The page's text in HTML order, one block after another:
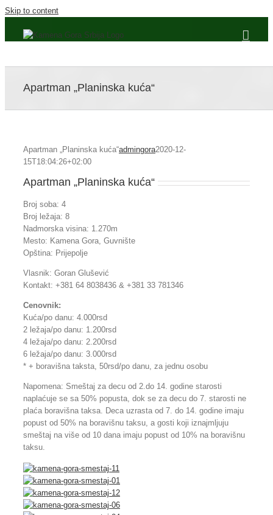
Skip to content
Apartman „Planinska kuća“
Apartman „Planinska kuća“admingora2020-12-
15T18:04:26+02:00
Apartman „Planinska kuća“
Broj soba: 4
Broj ležaja: 8
Nadmorska visina: 1.270m
Mesto: Kamena Gora, Guvnište
Opština: Prijepolje
Vlasnik: Goran Glušević
Kontakt: +381 64 8038436 & +381 33 781346
Cenovnik:
Kuća/po danu: 4.000rsd
2 ležaja/po danu: 1.200rsd
4 ležaja/po danu: 2.200rsd
6 ležaja/po danu: 3.000rsd
* + boravišna taksta, 50rsd/po danu, za jednu osobu
Napomena: Smeštaj za decu od 2.do 14. godine starosti
naplaćuje se sa 50% popusta, dok se za decu do 7. starosti ne
plaća boravišna taksa. Deca uzrasta od 7. do 14. godine imaju
popust od 50% na boravišnu taksu, a gosti koji iznajmljuju
smeštaj na više od 10 dana imaju popust od 10% na boravišnu
taksu.